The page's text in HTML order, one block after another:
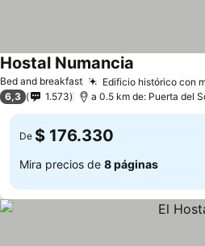
Bed and breakfast Edificio histórico con
Hostal Numancia
6,3 1.573 a 0.5 km de: Puerta del
De $ 176.330
Mira precios de 8 páginas